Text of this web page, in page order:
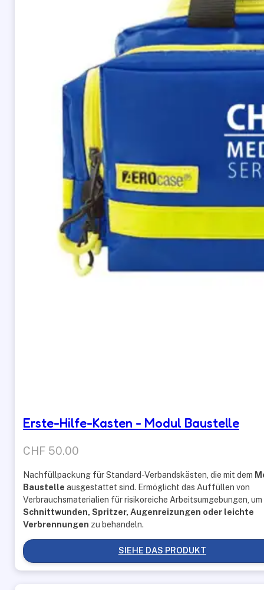
Erste-Hilfe-Kasten - Modul Baustelle
CHF50.00
Nachfüllpackung für Standard-Verbandskästen, die mit dem
Baustelle ausgestattet sind. Ermöglicht das Auffüllen von
Verbrauchsmaterialien für risikoreiche Arbeitsumgebungen,
Schnittwunden, Spritzer, Augenreizungen oder leichte
Verbrennungen zu behandeln.
SIEHE DAS PRODUKT